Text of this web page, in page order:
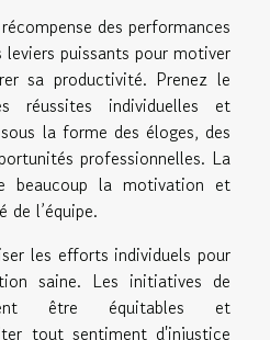
des performances
puissants pour motiver
sa productivité. Prenez le
réussites individuelles et
la forme des éloges, des
professionnelles. La
beaucoup la motivation et
de l’équipe.
les efforts individuels pour
saine. Les initiatives de
être équitables et
tout sentiment d'injustice